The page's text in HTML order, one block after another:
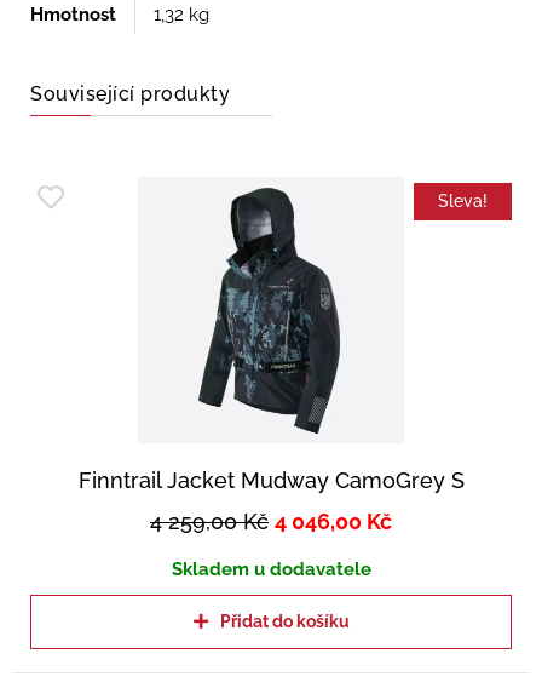
Hmotnost 1,32 kg
Související produkty
Sleva!
Finntrail Jacket Mudway CamoGrey S
4 259,00Kč 4 046,00 Kč
Skladem u dodavatele
Přidat do košíku